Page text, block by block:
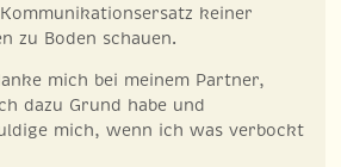
keiner
zu Boden schauen.
mich bei meinem Partner,
dazu Grund habe und
mich, wenn ich was verbockt